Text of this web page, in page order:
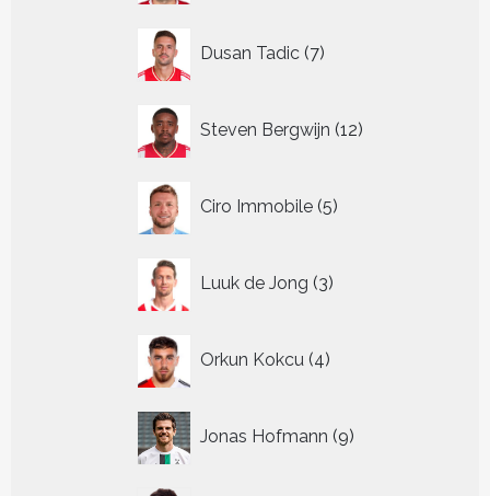
Dusan Tadic 7
producten
Steven Bergwijn 12
producten
Ciro Immobile 5
producten
Luuk de Jong 3
producten
Orkun Kokcu 4
producten
Jonas Hofmann 9
producten